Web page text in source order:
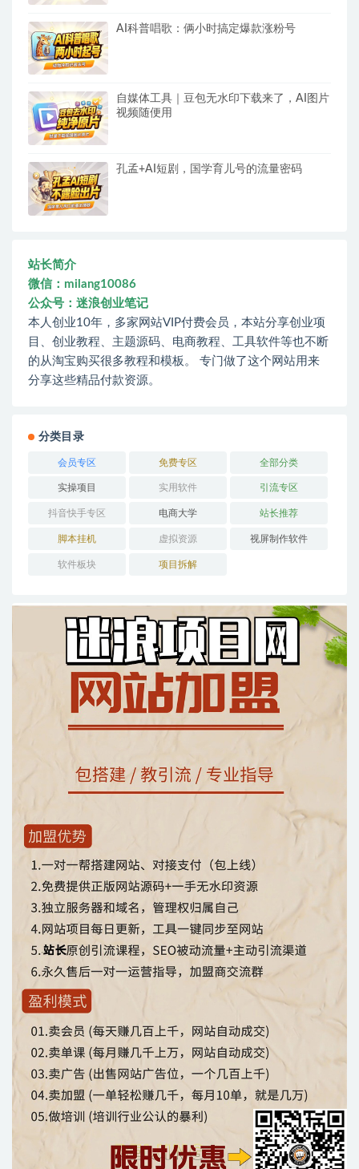
AI科普唱歌：俩小时搞定爆款涨粉号
自媒体工具｜豆包无水印下载来了，AI图片
视频随便用
孔孟+AI短剧，国学育儿号的流量密码
站长简介
微信：milang10086
公众号：迷浪创业笔记
本人创业10年，多家网站VIP付费会员，本站分享创业项
目、创业教程、主题源码、电商教程、工具软件等也不断
的从淘宝购买很多教程和模板。 专门做了这个网站用来
分享这些精品付款资源。
分类目录
会员专区 免费专区 全部分类
实操项目 实用软件 引流专区
抖音快手专区 电商大学 站长推荐
脚本挂机 虚拟资源 视屏制作软件
软件板块 项目拆解